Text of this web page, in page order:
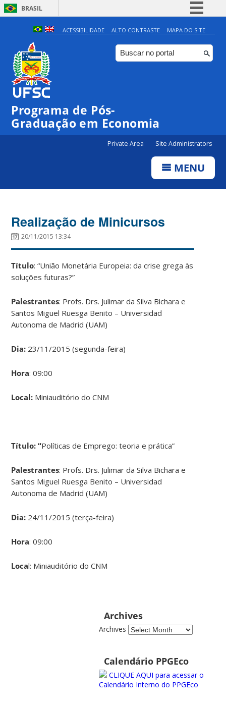
BRASIL
Simplifique!
Comunica BR
Participe
ACESSIBILIDADE ALTO CONTRASTE MAPA DO SITE
Programa de Pós-
Graduação em Economia
Private Area Site Administrators
MENU
Realização de Minicursos
20/11/2015 13:34
Título: “União Monetária Europeia: da crise grega às
soluções futuras?”
Palestrantes: Profs. Drs. Julimar da Silva Bichara e
Santos Miguel Ruesga Benito – Universidad
Autonoma de Madrid (UAM)
Dia: 23/11/2015 (segunda-feira)
Hora: 09:00
Local: Miniauditório do CNM
Título: “Políticas de Emprego: teoria e prática”
Palestrantes: Profs. Drs. Julimar da Silva Bichara e
Santos Miguel Ruesga Benito – Universidad
Autonoma de Madrid (UAM)
Dia: 24/11/2015 (terça-feira)
Hora: 09:00
Local: Miniauditório do CNM
Archives
Archives
Calendário PPGEco
CLIQUE AQUI para acessar o
Calendário Interno do PPGEco